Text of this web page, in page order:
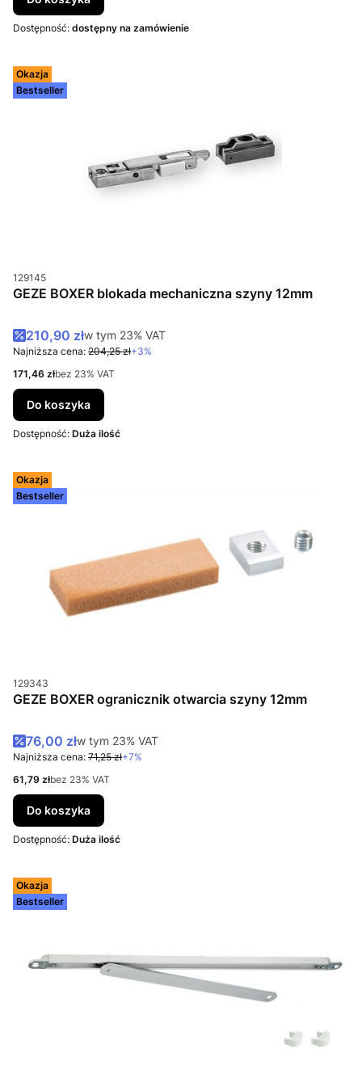
Dostępność: dostępny na zamówienie
Okazja
Bestseller
Kod produktu
129145
GEZE BOXER blokada mechaniczna szyny 12mm
Cena promocyjna brutto
210,90 złw tym %s VAT
w tym 23% VAT
Najniższa cena: 204,25 zł+3%
Cena netto
171,46 złbez 23% VAT
Do koszyka
Dostępność: Duża ilość
Okazja
Bestseller
Kod produktu
129343
GEZE BOXER ogranicznik otwarcia szyny 12mm
Cena promocyjna brutto
76,00 złw tym %s VAT
w tym 23% VAT
Najniższa cena: 71,25 zł+7%
Cena netto
61,79 złbez 23% VAT
Do koszyka
Dostępność: Duża ilość
Okazja
Bestseller